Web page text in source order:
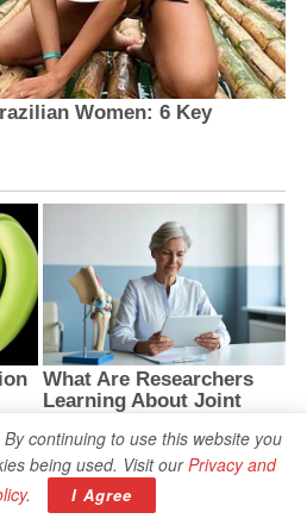
continuing to use this website you
being used. Visit ourPrivacy and
. I Agree